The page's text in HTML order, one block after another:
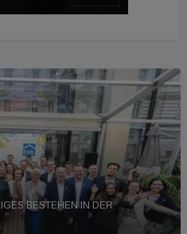
BESTEHEN IN DER